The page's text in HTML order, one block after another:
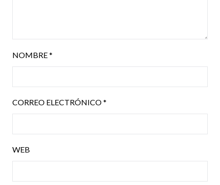
NOMBRE*
CORREO ELECTRÓNICO*
WEB